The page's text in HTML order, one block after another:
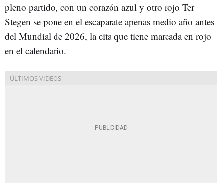
pleno partido, con un corazón azul y otro rojo Ter
Stegen se pone en el escaparate apenas medio año antes
del Mundial de 2026, la cita que tiene marcada en rojo
en el calendario.